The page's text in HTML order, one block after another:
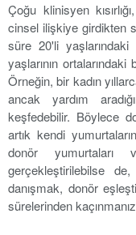
Çoğu klinisyen
cinsel ilişkiye girdikten
süre 20'li
yaşlarının
Örneğin, bir kadın
ancak yardım
keşfedebilir. Böylece
artık kendi
donör yumurtaları
gerçekleştirilebilse
danışmak, donör
sürelerinden